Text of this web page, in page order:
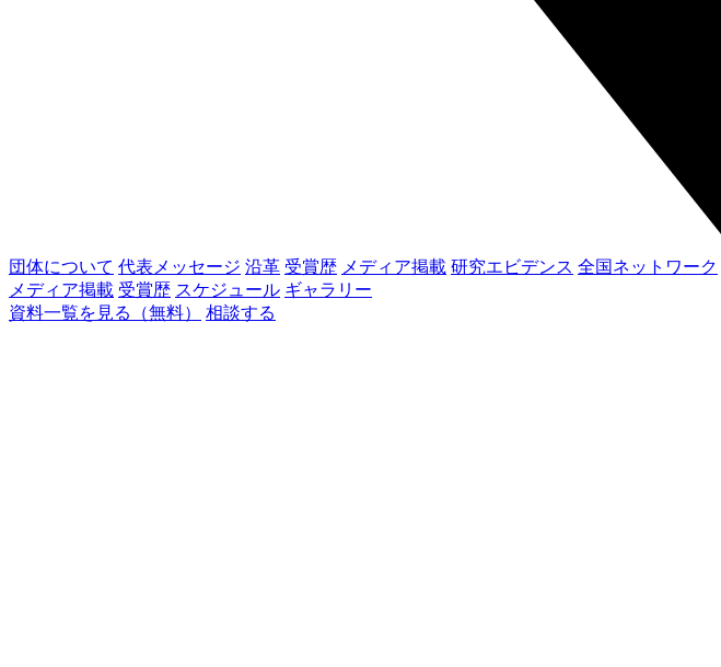
団体について 代表メッセージ 沿革 受賞歴 メディア掲載 研究エビデンス 全国ネットワーク
メディア掲載 受賞歴 スケジュール ギャラリー
資料一覧を見る（無料）
相談する